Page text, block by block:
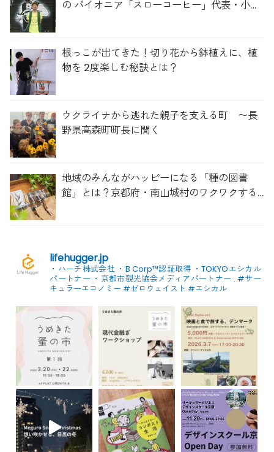
の パイオニア「スローコーヒー」代表・小澤
根っこが出てきた！切り花から鉢植えに、植
物を 2度楽しむ秘訣とは？
ウクライナから逃れた親子を支える町 〜長
野県高森町町長に聞く
地域のみんながハッピーになる「種の図書
館」とは？京都府・南山城村のワクワクする
lifehugger.jp
・ハーチ株式会社 ・B Corp™認証取得 ・TOKYOエシカル
パートナー ・京都市観光協会メディアパートナー . #サー
キュラーエコノミー #ゼロウェイスト #エシカル